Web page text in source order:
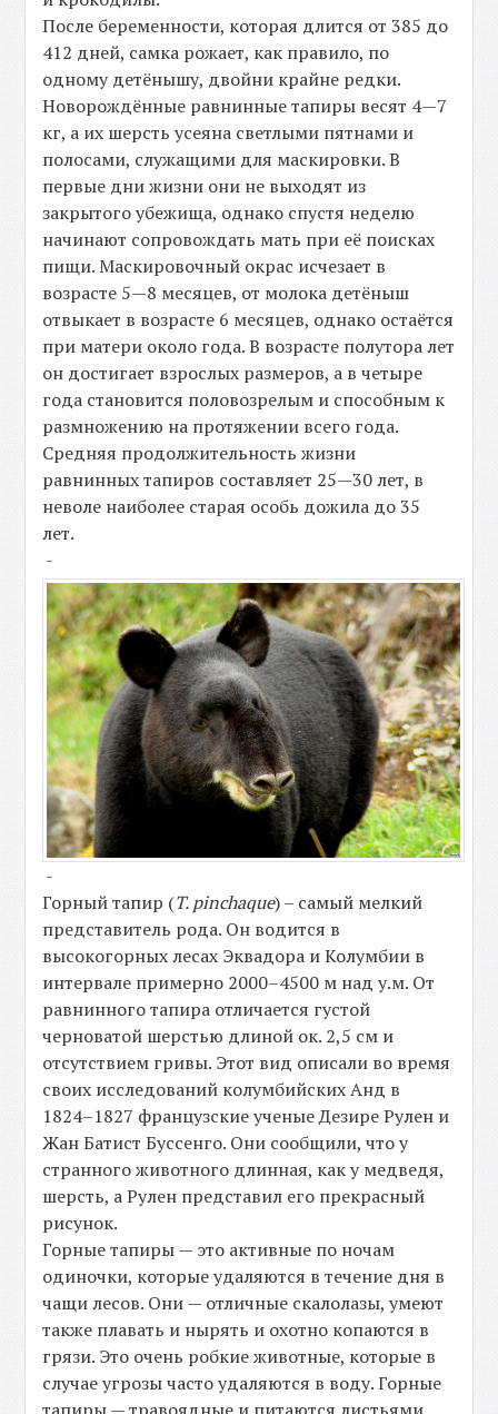
После беременности, которая длится от 385 до
412 дней, самка рожает, как правило, по
одному детёнышу, двойни крайне редки.
Новорождённые равнинные тапиры весят 4—7
кг, а их шерсть усеяна светлыми пятнами и
полосами, служащими для маскировки. В
первые дни жизни они не выходят из
закрытого убежища, однако спустя неделю
начинают сопровождать мать при её поисках
пищи. Маскировочный окрас исчезает в
возрасте 5—8 месяцев, от молока детёныш
отвыкает в возрасте 6 месяцев, однако остаётся
при матери около года. В возрасте полутора лет
он достигает взрослых размеров, а в четыре
года становится половозрелым и способным к
размножению на протяжении всего года.
Средняя продолжительность жизни
равнинных тапиров составляет 25—30 лет, в
неволе наиболее старая особь дожила до 35
лет.
-
-
Горный тапир (T. pinchaque) – самый мелкий
представитель рода. Он водится в
высокогорных лесах Эквадора и Колумбии в
интервале примерно 2000–4500 м над у.м. От
равнинного тапира отличается густой
черноватой шерстью длиной ок. 2,5 см и
отсутствием гривы. Этот вид описали во время
своих исследований колумбийских Анд в
1824–1827 французские ученые Дезире Рулен и
Жан Батист Буссенго. Они сообщили, что у
странного животного длинная, как у медведя,
шерсть, а Рулен представил его прекрасный
рисунок.
Горные тапиры — это активные по ночам
одиночки, которые удаляются в течение дня в
чащи лесов. Они — отличные скалолазы, умеют
также плавать и нырять и охотно копаются в
грязи. Это очень робкие животные, которые в
случае угрозы часто удаляются в воду. Горные